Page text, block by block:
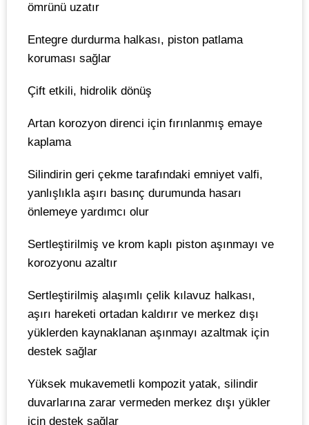
ömrünü uzatır
Entegre durdurma halkası, piston patlama
koruması sağlar
Çift etkili, hidrolik dönüş
Artan korozyon direnci için fırınlanmış emaye
kaplama
Silindirin geri çekme tarafındaki emniyet valfi,
yanlışlıkla aşırı basınç durumunda hasarı
önlemeye yardımcı olur
Sertleştirilmiş ve krom kaplı piston aşınmayı ve
korozyonu azaltır
Sertleştirilmiş alaşımlı çelik kılavuz halkası,
aşırı hareketi ortadan kaldırır ve merkez dışı
yüklerden kaynaklanan aşınmayı azaltmak için
destek sağlar
Yüksek mukavemetli kompozit yatak, silindir
duvarlarına zarar vermeden merkez dışı yükler
için destek sağlar